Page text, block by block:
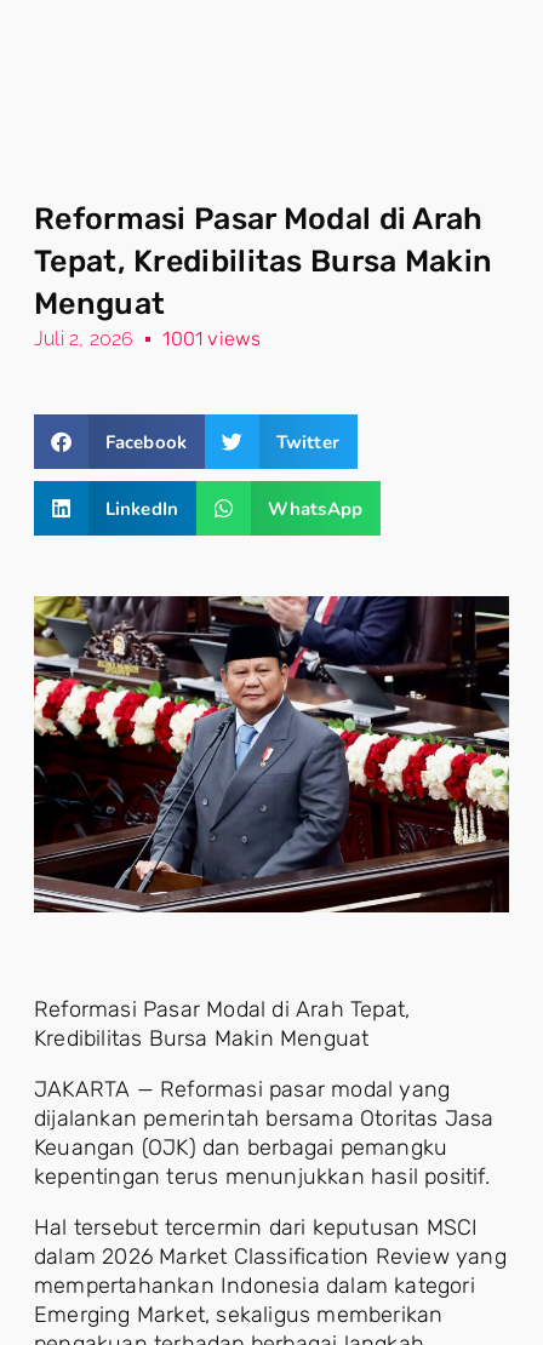
Reformasi Pasar Modal di Arah
Tepat, Kredibilitas Bursa Makin
Menguat
Juli 2, 2026 1001 views
Facebook Twitter
LinkedIn WhatsApp
Reformasi Pasar Modal di Arah Tepat,
Kredibilitas Bursa Makin Menguat
JAKARTA — Reformasi pasar modal yang
dijalankan pemerintah bersama Otoritas Jasa
Keuangan (OJK) dan berbagai pemangku
kepentingan terus menunjukkan hasil positif.
Hal tersebut tercermin dari keputusan MSCI
dalam 2026 Market Classification Review yang
mempertahankan Indonesia dalam kategori
Emerging Market, sekaligus memberikan